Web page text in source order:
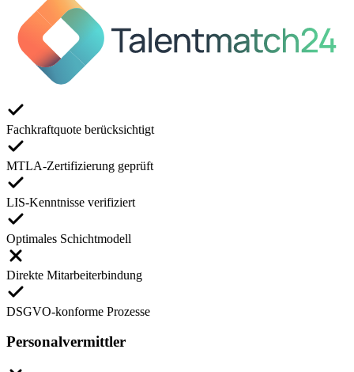
Fachkraftquote berücksichtigt
MTLA-Zertifizierung geprüft
LIS-Kenntnisse verifiziert
Optimales Schichtmodell
Direkte Mitarbeiterbindung
DSGVO-konforme Prozesse
Personalvermittler